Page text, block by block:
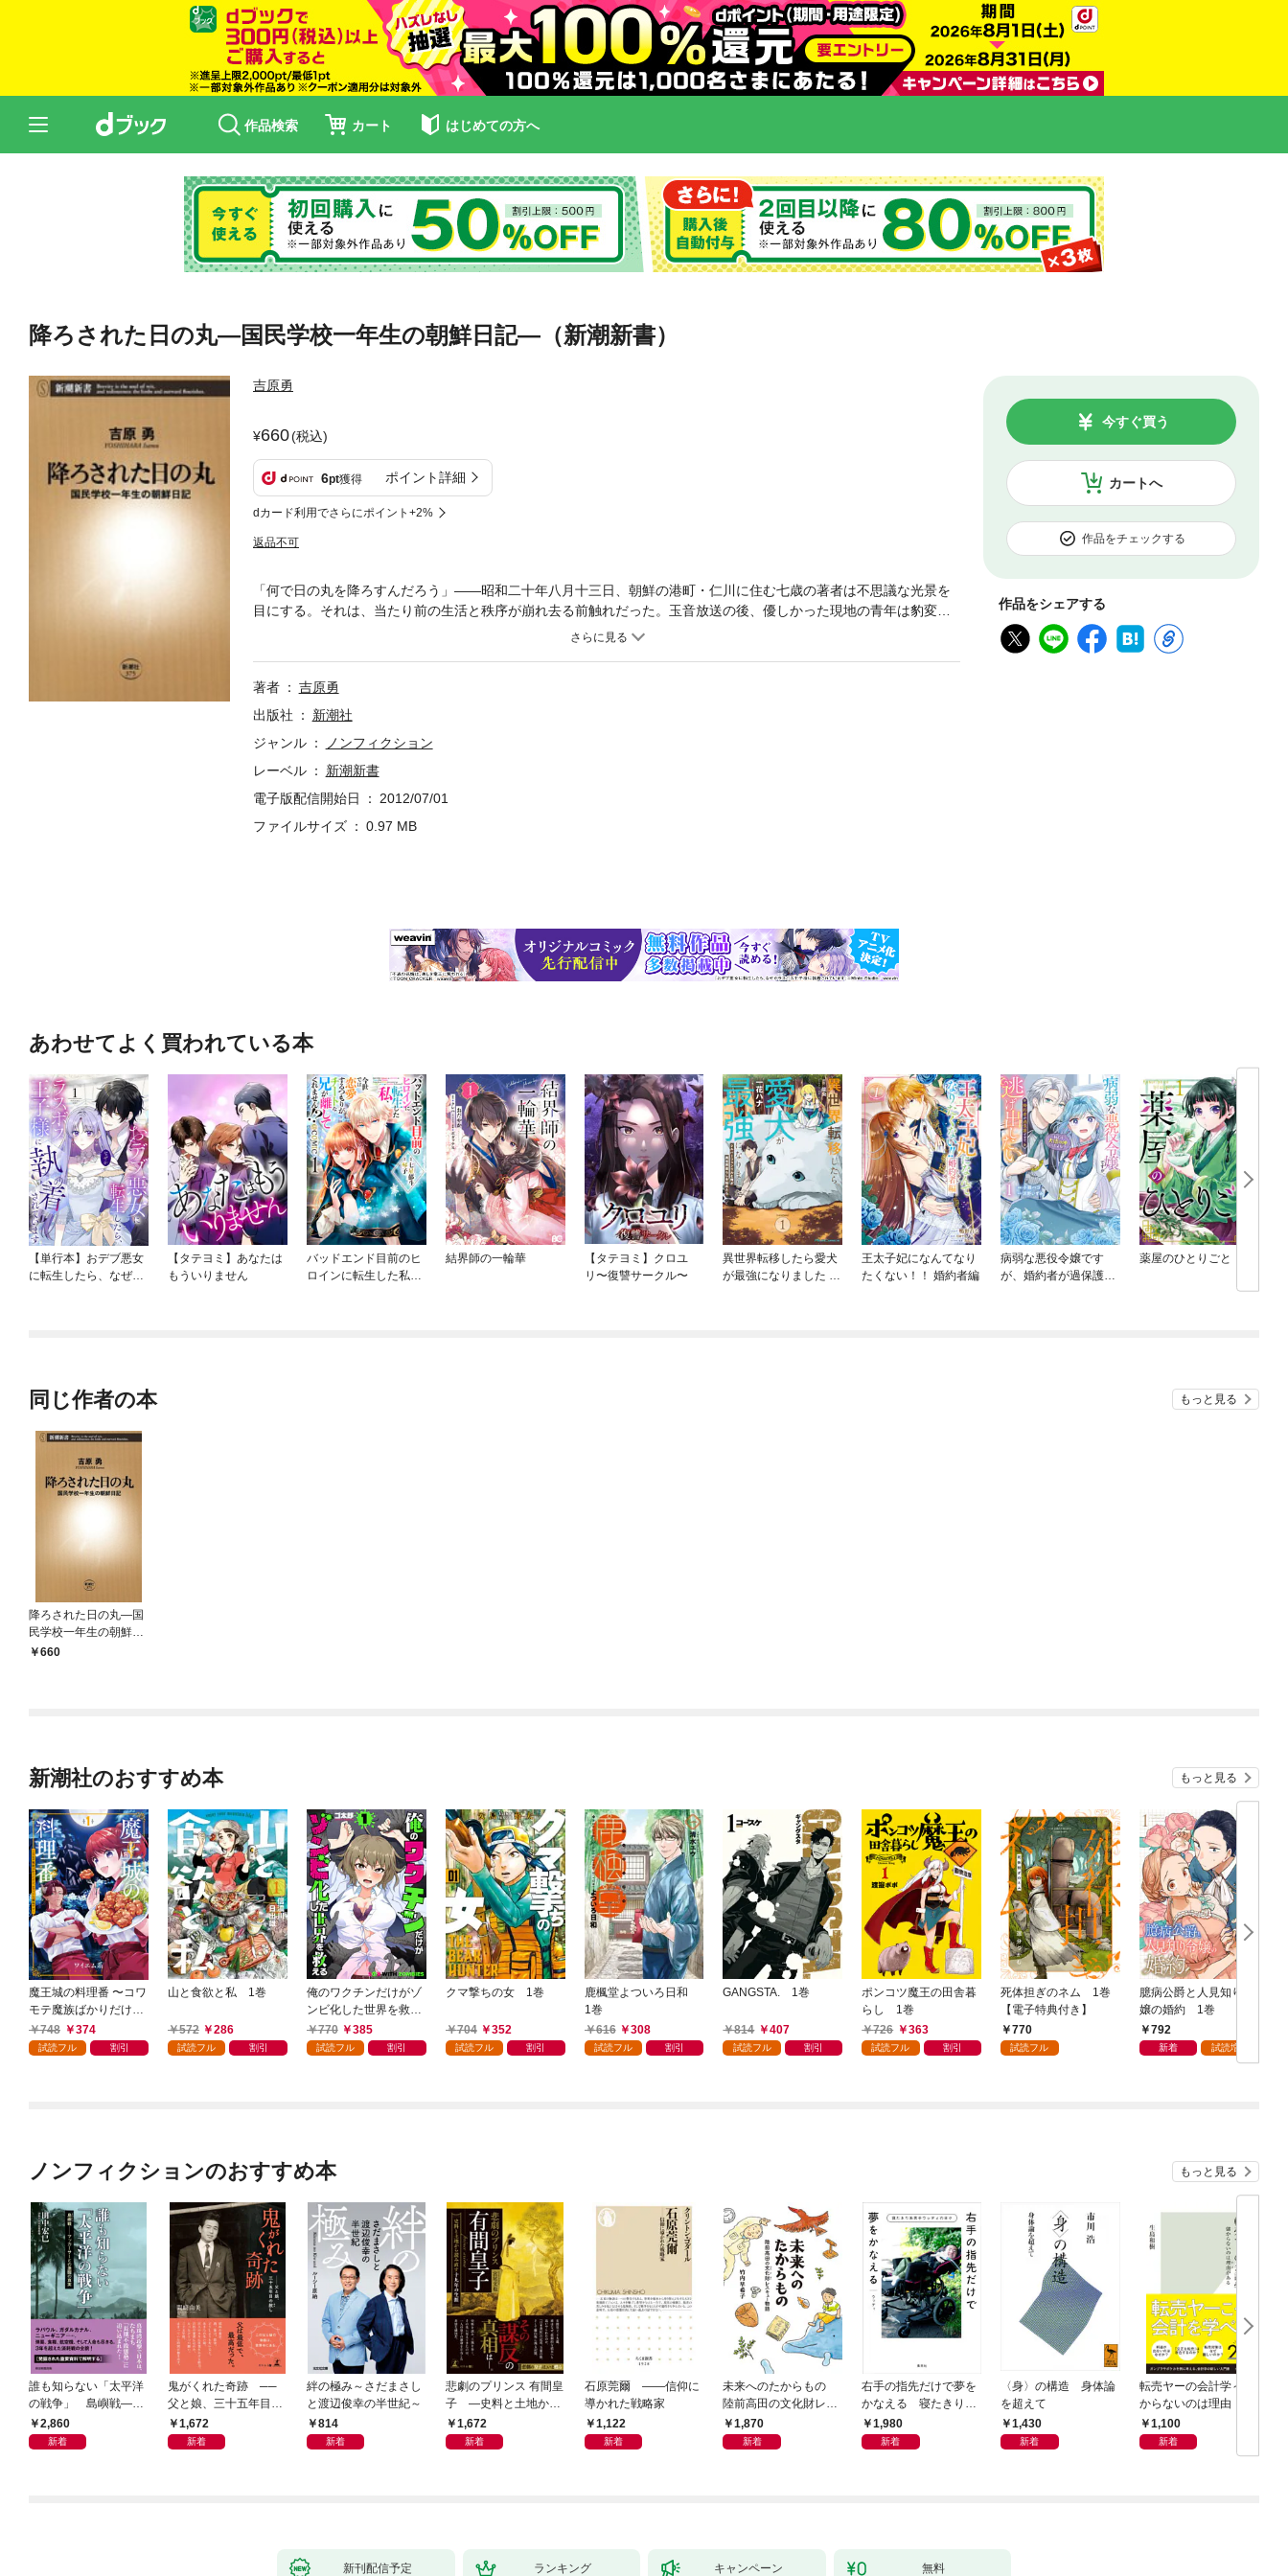
作品検索 カート はじめての方へ
降ろされた日の丸—国民学校一年生の朝鮮日記—（新潮新書）
吉原勇
660(税込)
6pt獲得 ポイント詳細
dカード利用でさらにポイント+2%
返品不可
カートへ
今すぐ買う
作品をチェックする
作品をシェアする
「何で日の丸を降ろすんだろう」——昭和二十年八月十三日、朝鮮の港町・仁川に住む七歳の著者は不思議な光景を
目にする。それは、当たり前の生活と秩序が崩れ去る前触れだった。玉音放送の後、優しかった現地の青年は豹変し
て「この家の物はオレのもの」と凄んだ。隣組では、上陸した米兵に「慰安婦」を差し出す相談が持ち上がった。仁
著者
吉原勇
出版社
新潮社
ジャンル
ノンフィクション
レーベル
新潮新書
電子版配信開始日
2012/07/01
ファイルサイズ
0.97 MB
あわせてよく買われている本
【単行本】おデブ悪女
に転生したら、なぜか
【タテヨミ】あなたは
もういりません
バッドエンド目前のヒ
ロインに転生した私、
結界師の一輪華
【タテヨミ】クロユ
リ〜復讐サークル〜
異世界転移したら愛犬
が最強になりました ～
王太子妃になんてなり
たくない！！ 婚約者編
病弱な悪役令嬢です
が、婚約者が過保護す
薬屋のひとりごと
同じ作者の本 もっと見る
降ろされた日の丸—国
民学校一年生の朝鮮日
記—（新潮新書）
660
新潮社のおすすめ本 もっと見る
魔王城の料理番 〜コワ
モテ魔族ばかりだけ
ど、ホワイトな職場で
す〜 1巻
748 374
試読フル 割引
山と食欲と私 1巻
572 286
試読フル 割引
俺のワクチンだけがゾ
ンビ化した世界を救え
る 1巻
770 385
試読フル 割引
クマ撃ちの女 1巻
704 352
試読フル 割引
鹿楓堂よついろ日和
1巻
616
308
試読フル 割引
GANGSTA. 1巻
814 407
試読フル 割引
ポンコツ魔王の田舎暮
らし 1巻
726
363
試読フル 割引
死体担ぎのネム 1巻
【電子特典付き】
770
試読フル
臆病公爵と人見知り令
嬢の婚約 1巻
792
新着 試読増量
ノンフィクションのおすすめ本 もっと見る
誰も知らない「太平洋
の戦争」 島嶼戦――
マッカーサーとの激闘
の真実
2,860
新着
鬼がくれた奇跡 ──
父と娘、三十五年目の
赦し1,672
新着
絆の極み～さだまさし
と渡辺俊幸の半世紀～
814
新着
悲劇のプリンス 有間皇
子 ―史料と土地から
読み直す十九年の生涯
1,672
新着
石原莞爾 ――信仰に
導かれた戦略家
1,122
新着
未来へのたからもの
陸前高田の文化財レス
キュー物語
1,870
新着
右手の指先だけで夢を
かなえる 寝たきり系
男子ウッディの日々
1,980
新着
〈身〉の構造 身体論
を超えて
1,430
新着
転売ヤーの会計学～儲
からないのは理由（わ
け）がある～
1,100
新着
新刊配信予定 ランキング キャンペーン 無料